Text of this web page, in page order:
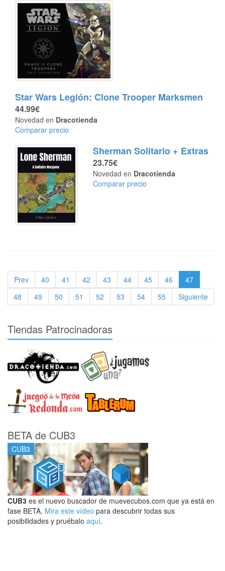
Star Wars Legión: Clone Trooper Marksmen
44.99€
Novedad en Dracotienda
Comparar precio
Sherman Solitario + Extras
23.75€
Novedad en Dracotienda
Comparar precio
Prev 40 41 42 43 44 45 46
47
48
49 50 51 52 53 54 55 Siguiente
Tiendas Patrocinadoras
BETA de CUB3
CUB3
CUB3 es el nuevo buscador de muevecubos.com que ya está en
fase BETA. Mira este vídeo para descubrir todas sus
posibilidades y pruébalo aquí.